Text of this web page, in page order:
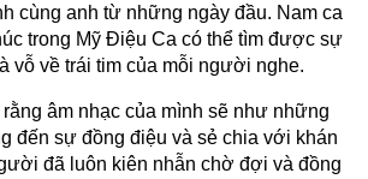
cùng anh từ những ngày đầu. Nam ca
trong Mỹ Điệu Ca có thể tìm được sự
vỗ về trái tim của mỗi người nghe.
rằng âm nhạc của mình sẽ như những
đến sự đồng điệu và sẻ chia với khán
đã luôn kiên nhẫn chờ đợi và đồng